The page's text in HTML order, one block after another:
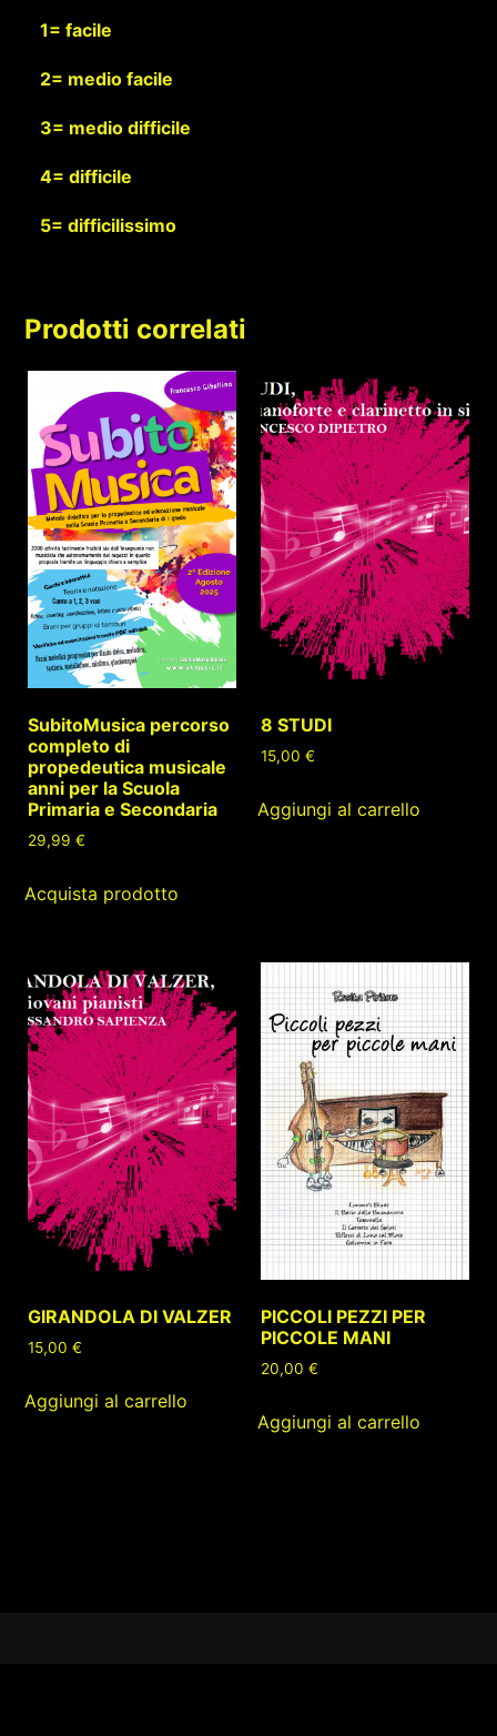
1= facile
2= medio facile
3= medio difficile
4= difficile
5= difficilissimo
Prodotti correlati
SubitoMusica percorso
completo di
propedeutica musicale
anni per la Scuola
Primaria e Secondaria
29,99€
Acquista prodotto
8 STUDI
15,00€
Aggiungi al carrello
GIRANDOLA DI VALZER
15,00€
Aggiungi al carrello
PICCOLI PEZZI PER
PICCOLE MANI
20,00€
Aggiungi al carrello